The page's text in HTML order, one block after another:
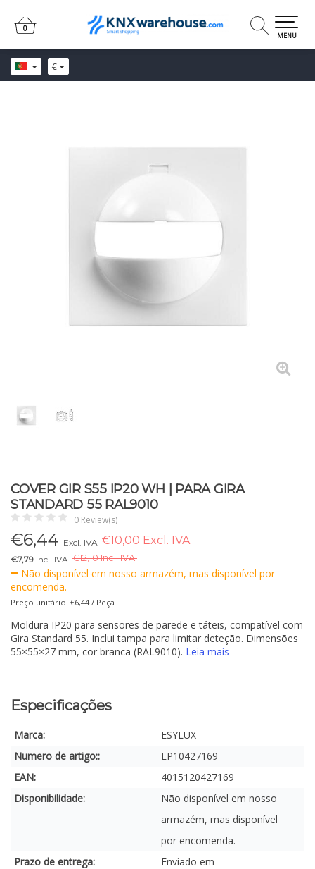
€
0
0
MENU
COVER GIR S55 IP20 WH | PARA GIRA
STANDARD 55 RAL9010
0 Review(s)
€6,44 Excl. IVA €10,00 Excl. IVA
€7,79 Incl. IVA €12,10 Incl. IVA.
Não disponível em nosso armazém, mas disponível por
encomenda.
Preço unitário: €6,44 / Peça
Moldura IP20 para sensores de parede e táteis, compatível com
Gira Standard 55. Inclui tampa para limitar deteção. Dimensões
55×55×27 mm, cor branca (RAL9010). Leia mais
Especificações
Marca:
ESYLUX
Numero de artigo::
EP10427169
EAN:
4015120427169
Disponibilidade:
Não disponível em nosso
armazém, mas disponível
por encomenda.
Prazo de entrega:
Enviado em